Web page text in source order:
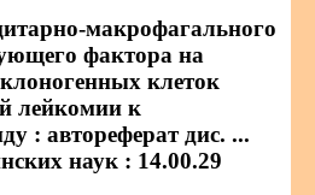
макрофагального
фактора на
клеток
лейкомии к
: автореферат дис. ...
наук : 14.00.29